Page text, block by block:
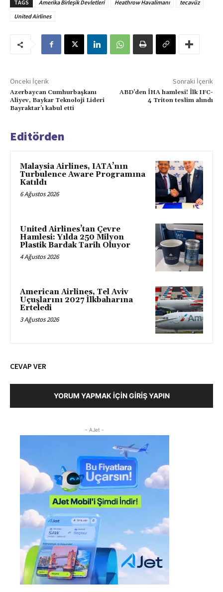
TAGS Amerika Birleşik Devletleri Heathrow Havalimanı
tecavüz
United Airlines
Önceki İçerik
Azerbaycan Cumhurbaşkanı
Aliyev, Baykar Teknoloji Lideri
Bayraktar’ı kabul etti
Sonraki İçerik
ABD’den İHA hamlesi! İlk IFC-
4 Triton teslim alındı
Editörden
Malaysia Airlines, IATA’nın
Turbulence Aware Programına
Katıldı
6 Ağustos 2026
United Airlines’tan Çevre
Hamlesi: Yılda 250 Milyon
Plastik Bardak Tarih Oluyor
4 Ağustos 2026
American Airlines, Tel Aviv
Uçuşlarını 2027 İlkbaharına
Erteledi
3 Ağustos 2026
CEVAP VER
YORUM YAPMAK İÇIN GIRIŞ YAPIN
- AJet -